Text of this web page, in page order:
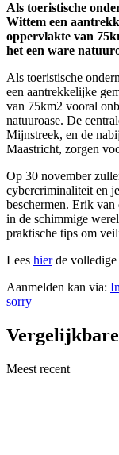
Als toeristische
Wittem een
oppervlakte van
het een ware
Als toeristische
een aantrekkelijke
van 75km2 vooral
natuuroase. De
Mijnstreek, en de
Maastricht, zorgen
Op 30 november
cybercriminaliteit en
beschermen. Erik
in de schimmige
praktische tips om
Lees hierde volledige
Aanmelden kan via:
sorry
Meest recent